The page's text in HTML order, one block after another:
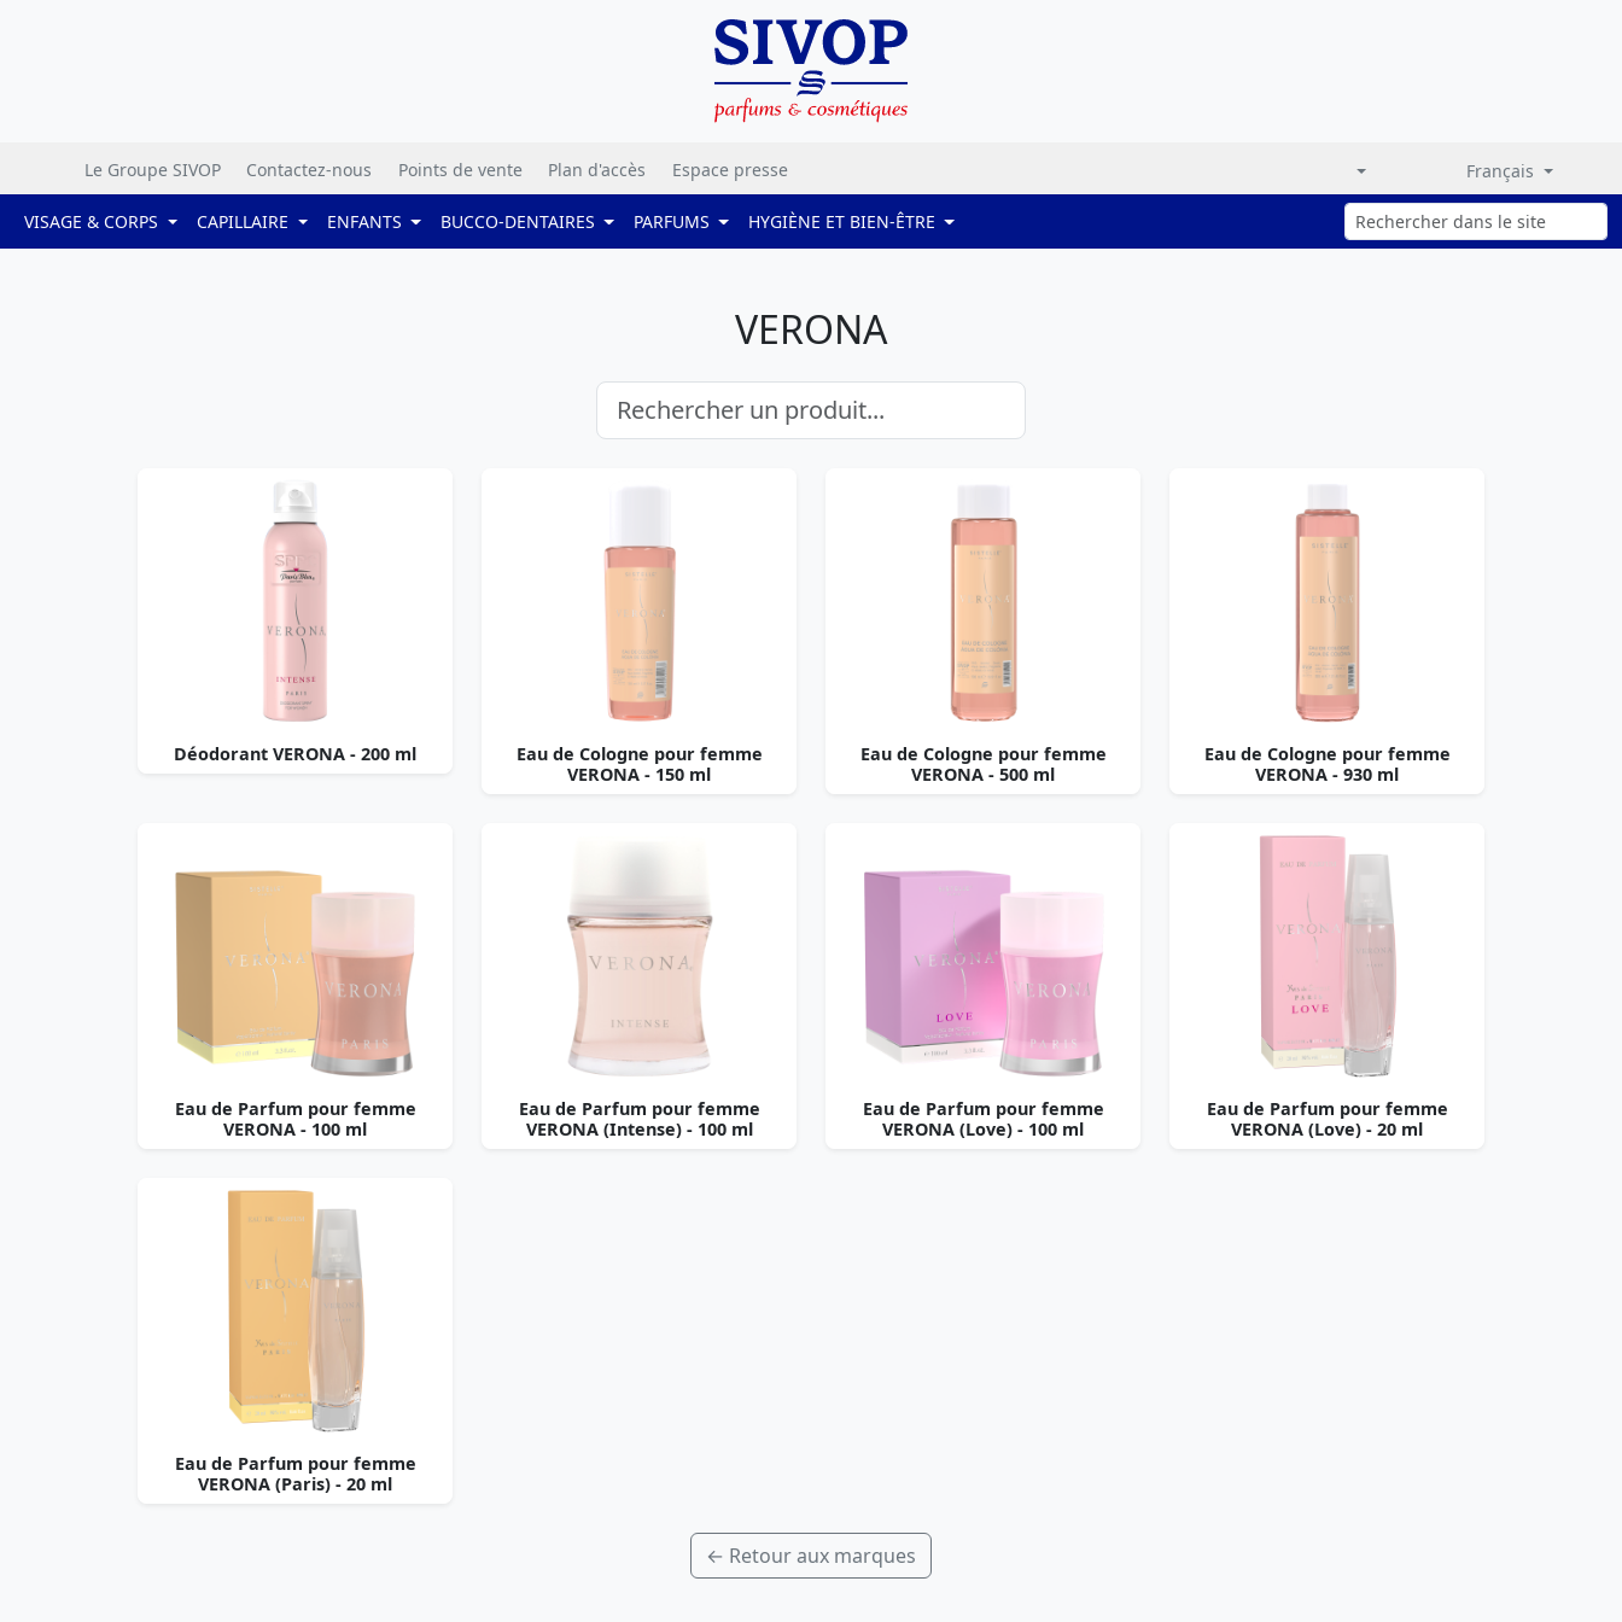
Le Groupe SIVOP Contactez-nous Points de vente Plan d'accès Espace presse Français
VISAGE & CORPS CAPILLAIRE ENFANTS BUCCO-DENTAIRES PARFUMS HYGIÈNE ET BIEN-ÊTRE
VERONA
Déodorant VERONA - 200 ml
Eau de Cologne pour femme
VERONA - 150 ml
Eau de Cologne pour femme
VERONA - 500 ml
Eau de Cologne pour femme
VERONA - 930 ml
Eau de Parfum pour femme
VERONA - 100 ml
Eau de Parfum pour femme
VERONA (Intense) - 100 ml
Eau de Parfum pour femme
VERONA (Love) - 100 ml
Eau de Parfum pour femme
VERONA (Love) - 20 ml
Eau de Parfum pour femme
VERONA (Paris) - 20 ml
← Retour aux marques